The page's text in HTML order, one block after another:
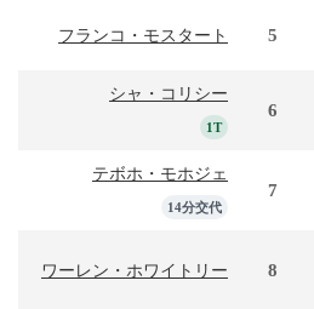
フランコ・モスタート 5
シャ・コリシー
1T
6
テボホ・モホジェ
14分交代
7
ワーレン・ホワイトリー 8